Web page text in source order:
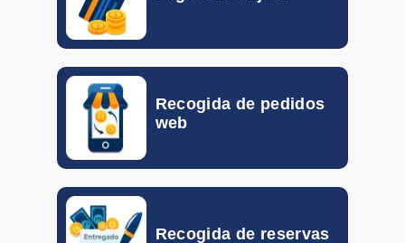
0.000046 0.000056
ILS 0.19870 0.30940
INR
ISK
KRW
Recogida de pedidos
web
Recogida de reservas